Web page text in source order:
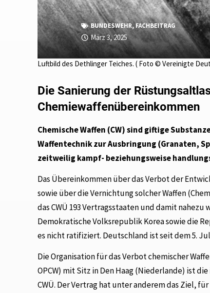
BUNDESWEHR,FACHBEITRAG
März 3, 2025
Luftbild des Dethlinger Teiches. ( Foto © Vereinigte
Die Sanierung der
Chemiewaffenübereinkommen
Chemische Waffen (CW) sind giftige
Waffentechnik zur Ausbringung (Granaten,
zeitweilig kampf- beziehungsweise
Das Übereinkommen über das Verbot der
sowie über die Vernichtung solcher Waffen
das CWÜ 193 Vertragsstaaten und damit
Demokratische Volksrepublik Korea sowie die
es nicht ratifiziert. Deutschland ist seit dem 5.
Die Organisation für das Verbot chemischer
OPCW) mit Sitz in Den Haag (Niederlande) ist
CWÜ. Der Vertrag hat unter anderem das Ziel,